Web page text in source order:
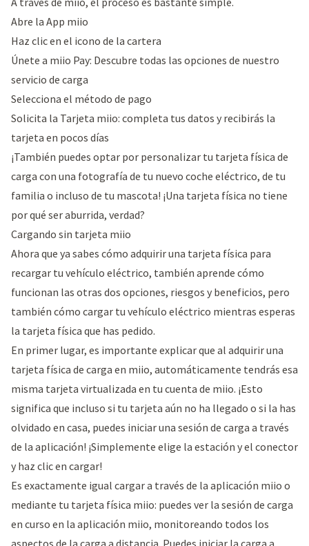
Abre la App miio
Haz clic en el icono de la cartera
Únete a miio Pay: Descubre todas las opciones de nuestro
servicio de carga
Selecciona el método de pago
Solicita la Tarjeta miio: completa tus datos y recibirás la
tarjeta en pocos días
¡También puedes optar por personalizar tu tarjeta física de
carga con una fotografía de tu nuevo coche eléctrico, de tu
familia o incluso de tu mascota! ¡Una tarjeta física no tiene
por qué ser aburrida, verdad?
Cargando sin tarjeta miio
Ahora que ya sabes cómo adquirir una tarjeta física para
recargar tu vehículo eléctrico, también aprende cómo
funcionan las otras dos opciones, riesgos y beneficios, pero
también cómo cargar tu vehículo eléctrico mientras esperas
la tarjeta física que has pedido.
En primer lugar, es importante explicar que al adquirir una
tarjeta física de carga en miio, automáticamente tendrás esa
misma tarjeta virtualizada en tu cuenta de miio. ¡Esto
significa que incluso si tu tarjeta aún no ha llegado o si la has
olvidado en casa, puedes iniciar una sesión de carga a través
de la aplicación! ¡Simplemente elige la estación y el conector
y haz clic en cargar!
Es exactamente igual cargar a través de la aplicación miio o
mediante tu tarjeta física miio: puedes ver la sesión de carga
en curso en la aplicación miio, monitoreando todos los
aspectos de la carga a distancia. Puedes iniciar la carga a